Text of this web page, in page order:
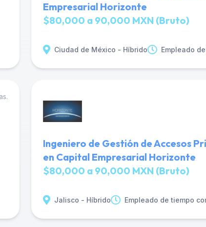
Empresarial Horizonte
$80,000 a 90,000 MXN (Bruto)
Ciudad de México - Híbrido Empleado
Ingeniero de Gestión de Accesos
en Capital Empresarial Horizonte
$80,000 a 90,000 MXN (Bruto)
Jalisco - Híbrido Empleado de tiempo